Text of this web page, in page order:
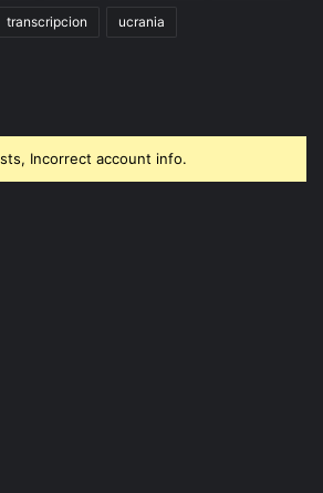
transcripcion ucrania
Incorrect account info.